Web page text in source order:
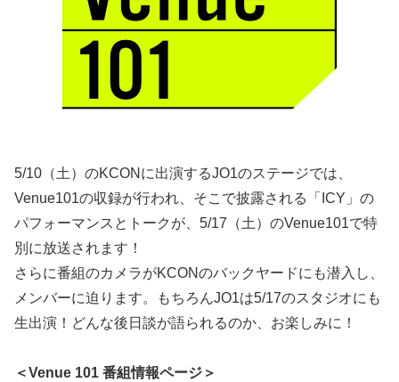
5/10（土）のKCONに出演するJO1のステージでは、
Venue101の収録が行われ、そこで披露される「ICY」の
パフォーマンスとトークが、5/17（土）のVenue101で特
別に放送されます！
さらに番組のカメラがKCONのバックヤードにも潜入し、
メンバーに迫ります。もちろんJO1は5/17のスタジオにも
生出演！どんな後日談が語られるのか、お楽しみに！
＜Venue 101 番組情報ページ＞